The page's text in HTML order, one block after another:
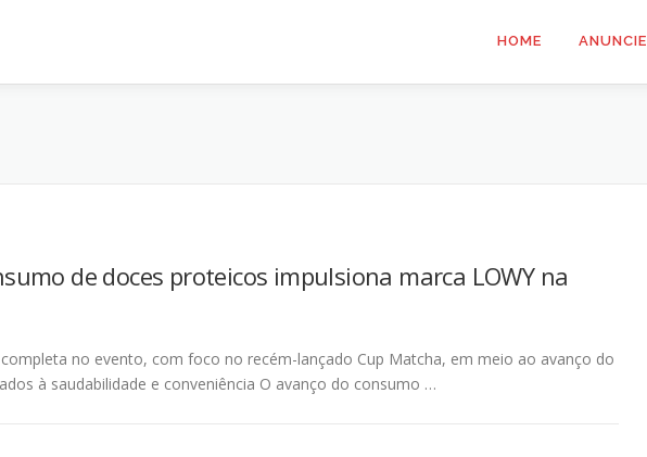
HOME ANUNCIE
de doces proteicos impulsiona marca LOWY na
no evento, com foco no recém-lançado Cup Matcha, em meio ao avanço do
à saudabilidade e conveniência O avanço do consumo …